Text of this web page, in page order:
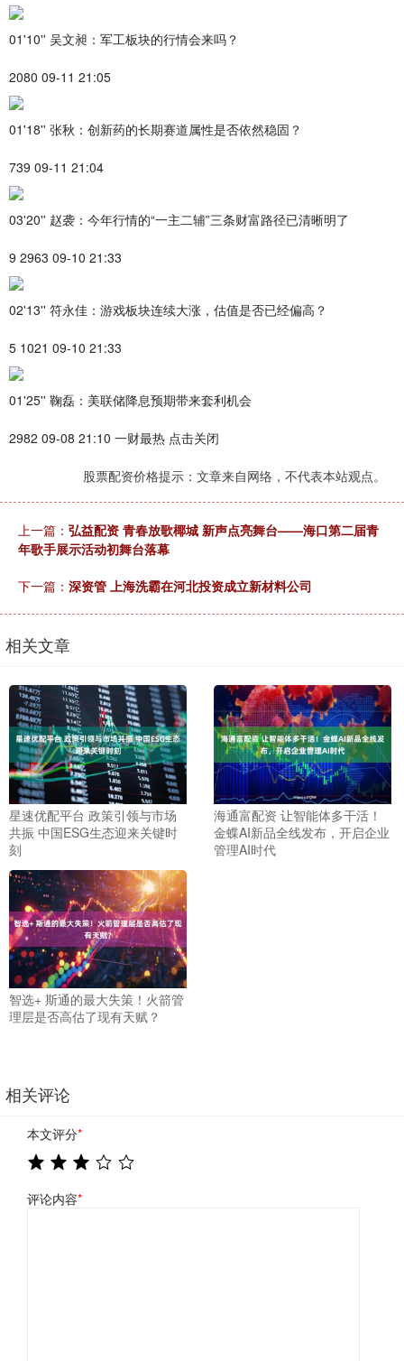
01'10'' 吴文昶：军工板块的行情会来吗？
2080 09-11 21:05
01'18'' 张秋：创新药的长期赛道属性是否依然稳固？
739 09-11 21:04
03'20'' 赵袭：今年行情的“一主二辅”三条财富路径已清晰明了
9 2963 09-10 21:33
02'13'' 符永佳：游戏板块连续大涨，估值是否已经偏高？
5 1021 09-10 21:33
01'25'' 鞠磊：美联储降息预期带来套利机会
2982 09-08 21:10 一财最热 点击关闭
股票配资价格提示：文章来自网络，不代表本站观点。
上一篇： 弘益配资 青春放歌椰城 新声点亮舞台——海口第二届青
年歌手展示活动初舞台落幕
下一篇： 深资管 上海洗霸在河北投资成立新材料公司
相关文章
星速优配平台 政策引领与市场
共振 中国ESG生态迎来关键时
刻
海通富配资 让智能体多干活！
金蝶AI新品全线发布，开启企业
管理AI时代
智选+ 斯通的最大失策！火箭管
理层是否高估了现有天赋？
相关评论
本文评分*
评论内容*